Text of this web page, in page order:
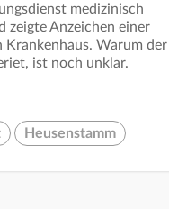
medizinisch
zeigte Anzeichen einer
Warum der
ist noch unklar.
Heusenstamm